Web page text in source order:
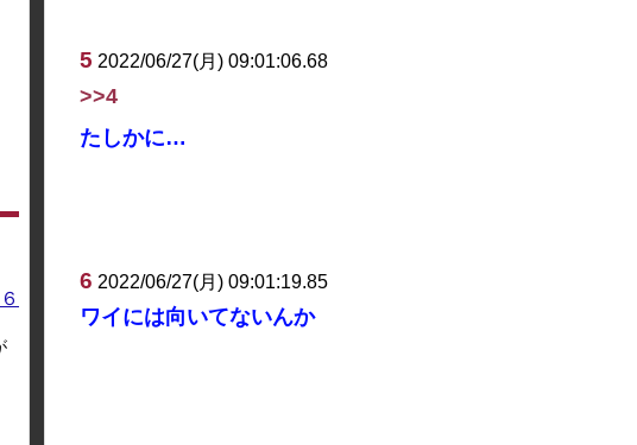
5 2022/06/27(月) 09:01:06.68
>>4
たしかに…
6 2022/06/27(月) 09:01:19.85
ワイには向いてないんか